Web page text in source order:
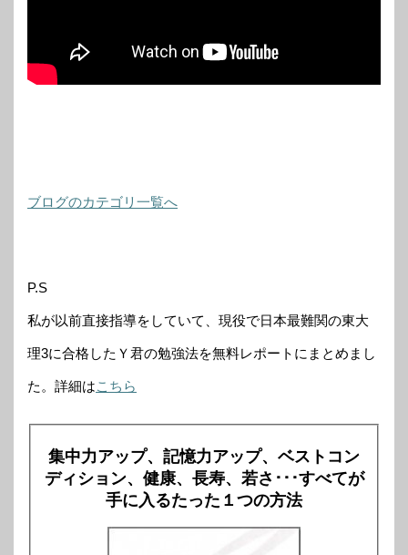
ブログのカテゴリ一覧へ
P.S
私が以前直接指導をしていて、現役で日本最難関の東大
理3に合格したＹ君の勉強法を無料レポートにまとめまし
た。詳細はこちら
集中力アップ、記憶力アップ、ベストコン
ディション、健康、長寿、若さ･･･すべてが
手に入るたった１つの方法